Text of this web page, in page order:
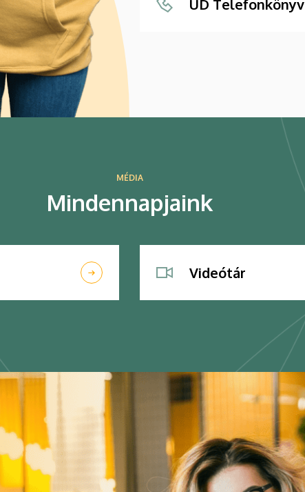
UD Telefonkönyv
MÉDIA
Mindennapjaink
Videótár